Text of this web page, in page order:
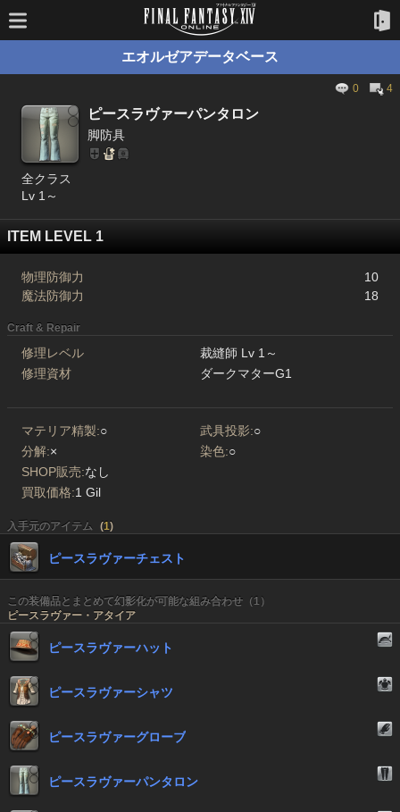
エオルゼアデータベース
0 4
ピースラヴァーパンタロン
脚防具
全クラス
Lv 1～
ITEM LEVEL 1
物理防御力
10
魔法防御力
18
Craft & Repair
修理レベル
裁縫師 Lv 1～
修理資材
ダークマターG1
マテリア精製:○ 武具投影:○
分解:× 染色:○
SHOP販売:なし
買取価格:1 Gil
入手元のアイテム (1)
ピースラヴァーチェスト
この装備品とまとめて幻影化が可能な組み合わせ（1）
ピースラヴァー・アタイア
ピースラヴァーハット
ピースラヴァーシャツ
ピースラヴァーグローブ
ピースラヴァーパンタロン